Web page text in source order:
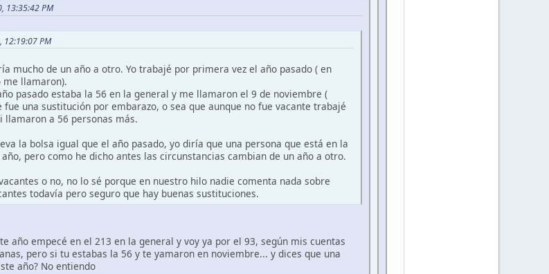
13:35:42 PM
12:19:07 PM
mucho de un año a otro. Yo trabajé por primera vez el año pasado ( en
me llamaron).
pasado estaba la 56 en la general y me llamaron el 9 de noviembre (
una sustitución por embarazo, o sea que aunque no fue vacante trabajé
llamaron a 56 personas más.
la bolsa igual que el año pasado, yo diría que una persona que está en la
pero como he dicho antes las circunstancias cambian de un año a otro.
o no, no lo sé porque en nuestro hilo nadie comenta nada sobre
todavía pero seguro que hay buenas sustituciones.
año empecé en el 213 en la general y voy ya por el 93, según mis cuentas
pero si tu estabas la 56 y te yamaron en noviembre... y dices que una
año? No entiendo